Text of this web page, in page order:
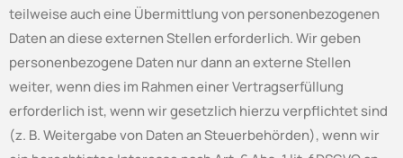
teilweise auch eine Übermittlung von personenbezogenen
Daten an diese externen Stellen erforderlich. Wir geben
personenbezogene Daten nur dann an externe Stellen
weiter, wenn dies im Rahmen einer Vertragserfüllung
erforderlich ist, wenn wir gesetzlich hierzu verpflichtet sind
(z. B. Weitergabe von Daten an Steuerbehörden), wenn wir